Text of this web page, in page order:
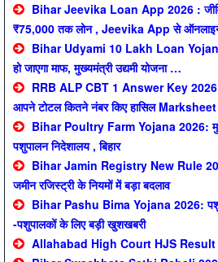
Bihar Jeevika Loan App 2026 :
₹75,000 तक लोन , Jeevika App से
Bihar Udyami 10 Lakh Loan
हो जाएगा माफ, मुख्यमंत्री उद्यमी योजना …
RRB ALP CBT 1 Answer Key
आपने टोटल कितने नंबर किए हासिल
Bihar Poultry Farm Yojana 2026:
पशुपालन निदेशालय , बिहार
Bihar Jamin Registry New Rule
जमीन रजिस्ट्री के नियमों में बड़ा बदलाव
Bihar Pashu Bima Yojana 2026: पशु
-पशुपालकों के लिए बड़ी खुशखबरी
Allahabad High Court HJS Result